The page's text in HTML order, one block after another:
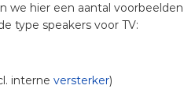
we hier een aantal voorbeelden
type speakers voor TV:
interneversterker)